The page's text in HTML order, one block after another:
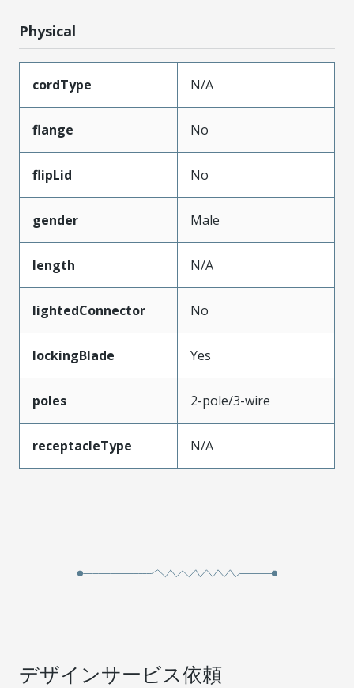
Physical
cordType N/A
flange No
flipLid No
gender Male
length N/A
lightedConnector No
lockingBlade Yes
poles 2-pole/3-wire
receptacleType N/A
デザインサービス依頼